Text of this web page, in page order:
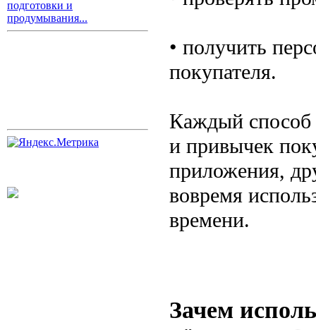
подготовки и
продумывания...
• получить
покупателя.
Каждый способ
и привычек
приложения,
вовремя
времени.
Зачем